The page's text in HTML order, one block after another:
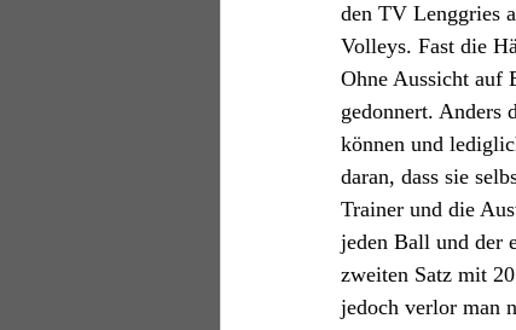
den TV Lenggries
Volleys. Fast die
Ohne Aussicht auf
gedonnert. Anders
können und
daran, dass sie
Trainer und die
jeden Ball und der
zweiten Satz mit
jedoch verlor man